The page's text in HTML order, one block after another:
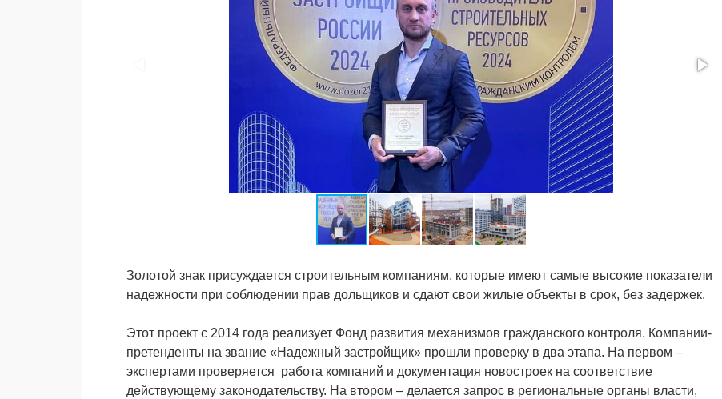
Золотой знак присуждается строительным компаниям, которые имеют самые высокие показатели
надежности при соблюдении прав дольщиков и сдают свои жилые объекты в срок, без задержек.
Этот проект с 2014 года реализует Фонд развития механизмов гражданского контроля. Компании-
претенденты на звание «Надежный застройщик» прошли проверку в два этапа. На первом –
экспертами проверяется работа компаний и документация новостроек на соответствие
действующему законодательству. На втором – делается запрос в региональные органы власти,